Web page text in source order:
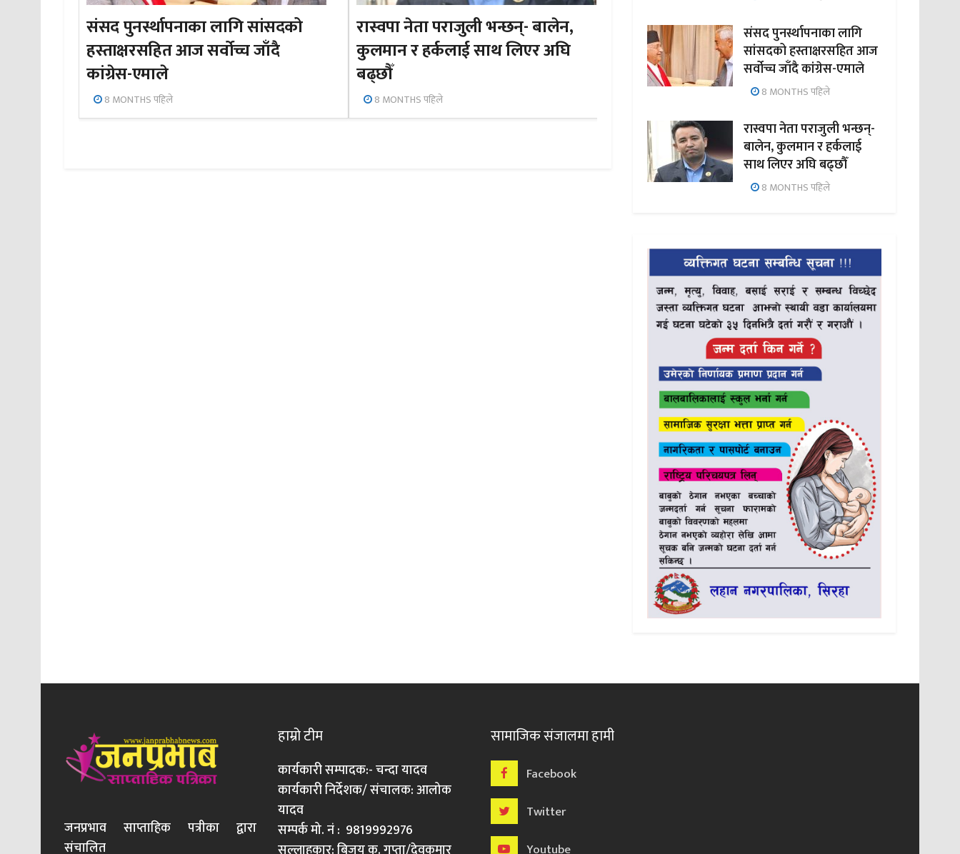
संसद पुनर्स्थापनाका लागि सांसदको
हस्ताक्षरसहित आज सर्वोच्च जाँदै
कांग्रेस-एमाले
8 MONTHS पहिले
रास्वपा नेता पराजुली भन्छन्- बालेन,
कुलमान र हर्कलाई साथ लिएर अघि
बढ्छौँ
8 MONTHS पहिले
संसद पुनर्स्थापनाका लागि
सांसदको हस्ताक्षरसहित आज
सर्वोच्च जाँदै कांग्रेस-एमाले
8 MONTHS पहिले
रास्वपा नेता पराजुली भन्छन्-
बालेन, कुलमान र हर्कलाई
साथ लिएर अघि बढ्छौँ
8 MONTHS पहिले
जनप्रभाव साप्ताहिक पत्रीका द्वारा
संचालित
हाम्रो टीम
कार्यकारी सम्पादक:- चन्दा यादव
कार्यकारी निर्देशक/ संचालक: आलोक
यादव
सम्पर्क मो. नं : 9819992976
सामाजिक संजालमा हामी
Facebook
Twitter
Youtube